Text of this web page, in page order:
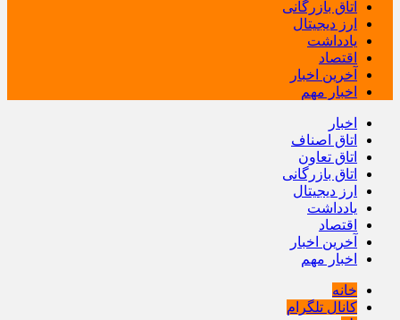
اتاق بازرگانی
ارز دیجیتال
یادداشت
اقتصاد
آخرین اخبار
اخبار مهم
اخبار
اتاق اصناف
اتاق تعاون
اتاق بازرگانی
ارز دیجیتال
یادداشت
اقتصاد
آخرین اخبار
اخبار مهم
خانه
کانال تلگرام